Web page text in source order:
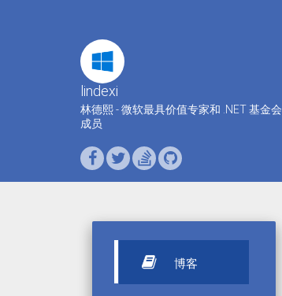
lindexi
林德熙 - 微软最具价值专家和 .NET 基金会
成员
博客